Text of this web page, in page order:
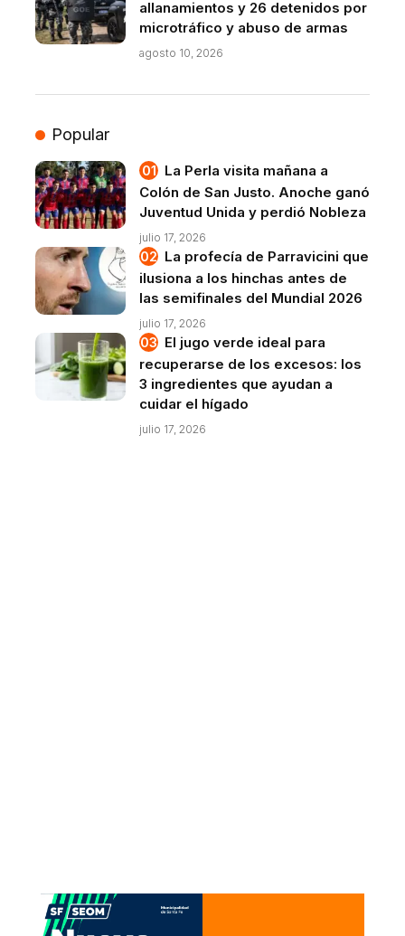
allanamientos y 26 detenidos por
microtráfico y abuso de armas
agosto 10, 2026
Popular
La Perla visita mañana a
Colón de San Justo. Anoche ganó
Juventud Unida y perdió Nobleza
julio 17, 2026
La profecía de Parravicini que
ilusiona a los hinchas antes de
las semifinales del Mundial 2026
julio 17, 2026
El jugo verde ideal para
recuperarse de los excesos: los
3 ingredientes que ayudan a
cuidar el hígado
julio 17, 2026